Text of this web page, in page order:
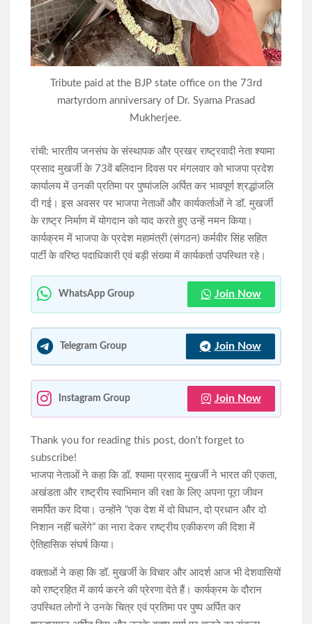
खराब साइकिलों पर बवाल: जनप्रतिनिधियों ने रुकवाया वितरण, पहले मरम्मत
के बाद ही छात्रों को मिलेगी साइकिल
जेपीएससी-जेएसएससी(JPSC) परीक्षा विवाद: विधानसभा घेराव के दौरान
हंगामा, छात्र नेता नेहा बोरा पर फेंकी गई स्याही
Tribute paid at the BJP state office on the 73rd
martyrdom anniversary of Dr. Syama Prasad
Mukherjee.
रांची: भारतीय जनसंघ के संस्थापक और प्रखर राष्ट्रवादी नेता श्यामा
प्रसाद मुखर्जी के 73वें बलिदान दिवस पर मंगलवार को भाजपा प्रदेश
कार्यालय में उनकी प्रतिमा पर पुष्पांजलि अर्पित कर भावपूर्ण श्रद्धांजलि
दी गई। इस अवसर पर भाजपा नेताओं और कार्यकर्ताओं ने डॉ. मुखर्जी
के राष्ट्र निर्माण में योगदान को याद करते हुए उन्हें नमन किया।
कार्यक्रम में भाजपा के प्रदेश महामंत्री (संगठन) कर्मवीर सिंह सहित
पार्टी के वरिष्ठ पदाधिकारी एवं बड़ी संख्या में कार्यकर्ता उपस्थित रहे।
WhatsApp Group Join Now
Telegram Group Join Now
Instagram Group Join Now
Thank you for reading this post, don't forget to
subscribe!
भाजपा नेताओं ने कहा कि डॉ. श्यामा प्रसाद मुखर्जी ने भारत की एकता,
अखंडता और राष्ट्रीय स्वाभिमान की रक्षा के लिए अपना पूरा जीवन
समर्पित कर दिया। उन्होंने “एक देश में दो विधान, दो प्रधान और दो
निशान नहीं चलेंगे” का नारा देकर राष्ट्रीय एकीकरण की दिशा में
ऐतिहासिक संघर्ष किया।
वक्ताओं ने कहा कि डॉ. मुखर्जी के विचार और आदर्श आज भी देशवासियों
को राष्ट्रहित में कार्य करने की प्रेरणा देते हैं। कार्यक्रम के दौरान
उपस्थित लोगों ने उनके चित्र एवं प्रतिमा पर पुष्प अर्पित कर